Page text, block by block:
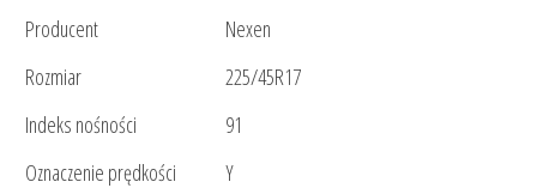
Producent
Nexen
Rozmiar
225/45R17
Indeks nośności
91
Oznaczenie prędkości
Y